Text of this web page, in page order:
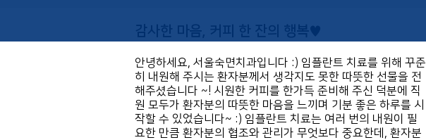
감사한 마음, 커피 한 잔의 행복♥
안녕하세요, 서울숙면치과입니다 :) 임플란트 치료를 위해 꾸준
히 내원해 주시는 환자분께서 생각지도 못한 따뜻한 선물을 전
해주셨습니다 ~! 시원한 커피를 한가득 준비해 주신 덕분에 직
원 모두가 환자분의 따뜻한 마음을 느끼며 기분 좋은 하루를 시
작할 수 있었습니다~ :) 임플란트 치료는 여러 번의 내원이 필
요한 만큼 환자분의 협조와 관리가 무엇보다 중요한데, 환자분